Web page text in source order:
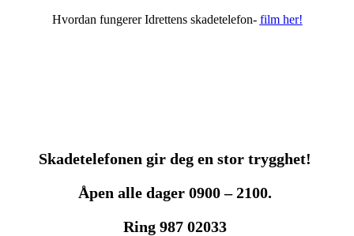
Hvordan fungerer Idrettens skadetelefon- film her!
Skadetelefonen gir deg en stor trygghet!
Åpen alle dager 0900 – 2100.
Ring 987 02033